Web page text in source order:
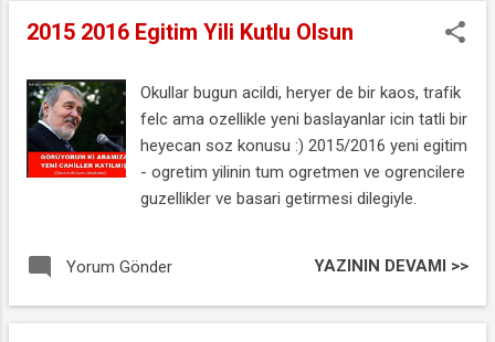
2015 2016 Egitim Yili Kutlu Olsun
Okullar bugun acildi, heryer de bir kaos, trafik
felc ama ozellikle yeni baslayanlar icin tatli bir
heyecan soz konusu :) 2015/2016 yeni egitim
- ogretim yilinin tum ogretmen ve ogrencilere
guzellikler ve basari getirmesi dilegiyle.
Yorum Gönder YAZININ DEVAMI >>